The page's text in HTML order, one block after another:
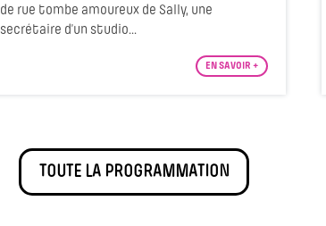
de rue tombe amoureux de Sally, une
secrétaire d’un studio...
EN SAVOIR +
TOUTE LA PROGRAMMATION